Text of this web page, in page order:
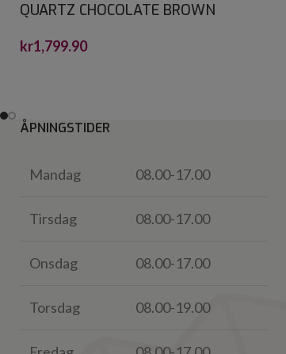
QUARTZ CHOCOLATE BROWN
kr1,799.90
ÅPNINGSTIDER
Mandag 08.00-17.00
Tirsdag 08.00-17.00
Onsdag 08.00-17.00
Torsdag 08.00-19.00